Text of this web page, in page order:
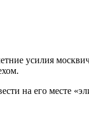
усилия
на его месте